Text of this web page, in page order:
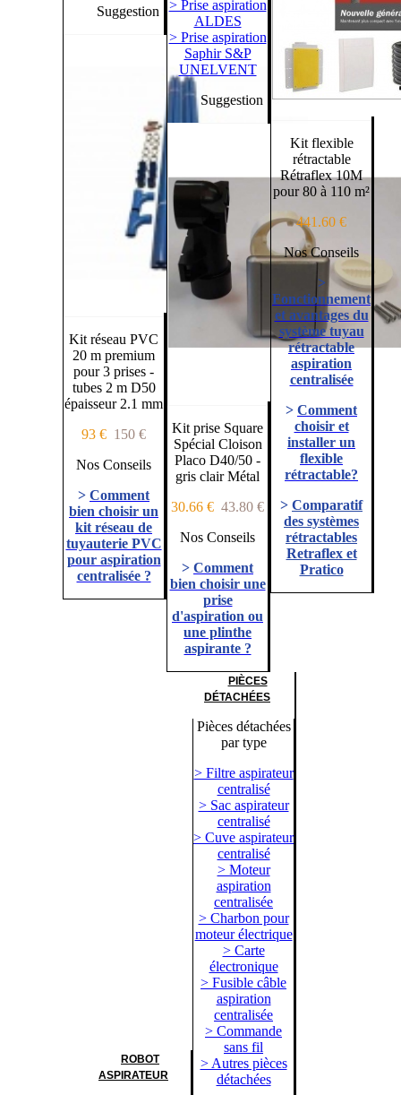
Suggestion
Kit réseau PVC
20 m premium
pour 3 prises -
tubes 2 m D50
épaisseur 2.1 mm
93 € 150 €
Nos Conseils
> Comment
bien choisir un
kit réseau de
tuyauterie PVC
pour aspiration
centralisée ?
> Prise aspiration
ALDES
> Prise aspiration
Saphir S&P
UNELVENT
Suggestion
Kit prise Square
Spécial Cloison
Placo D40/50 -
gris clair Métal
30.66 € 43.80 €
Nos Conseils
> Comment
bien choisir une
prise
d'aspiration ou
une plinthe
aspirante ?
Kit flexible
rétractable
Rétraflex 10M
pour 80 à 110 m²
441.60 €
Nos Conseils
>
Fonctionnement
et avantages du
système tuyau
rétractable
aspiration
centralisée
> Comment
choisir et
installer un
flexible
rétractable?
> Comparatif
des systèmes
rétractables
Retraflex et
Pratico
ROBOT
ASPIRATEUR
PIÈCES
DÉTACHÉES
Pièces détachées
par type
> Filtre aspirateur
centralisé
> Sac aspirateur
centralisé
> Cuve aspirateur
centralisé
> Moteur
aspiration
centralisée
> Charbon pour
moteur électrique
> Carte
électronique
> Fusible câble
aspiration
centralisée
> Commande
sans fil
> Autres pièces
détachées